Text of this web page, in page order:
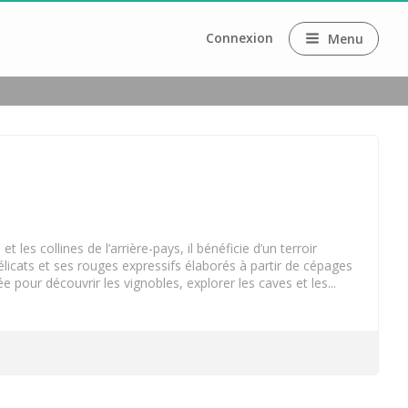
Connexion Menu
les collines de l’arrière-pays, il bénéficie d’un terroir
et ses rouges expressifs élaborés à partir de cépages
pour découvrir les vignobles, explorer les caves et les...